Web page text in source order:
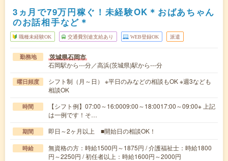
3ヵ月で79万円稼ぐ！未経験OK＊おばあちゃん
のお話相手など＊
職種未経験OK 交通費別途支給あり WEB登録OK 派遣
勤務地 茨城県石岡市
石岡駅から---分／高浜(茨城県)駅から---分
曜日頻度
シフト制（月～日） ※平日のみなどの相談もOK ※週3なども
相談OK
時間
【シフト例】07:00～16:0009:00～18:0017:00～09:00※ 上記
は一例です！そ…
期間 即日～2ヶ月以上 ■開始日の相談OK！
時給
無資格の方：時給1500円～1875円 / 介護福祉士：時給1800
円～2250円 / 初任者以上：時給1600円～2000円